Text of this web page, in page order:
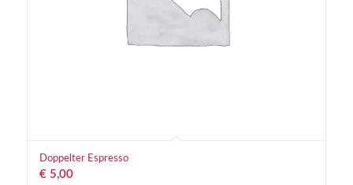
Doppelter Espresso
€5,00